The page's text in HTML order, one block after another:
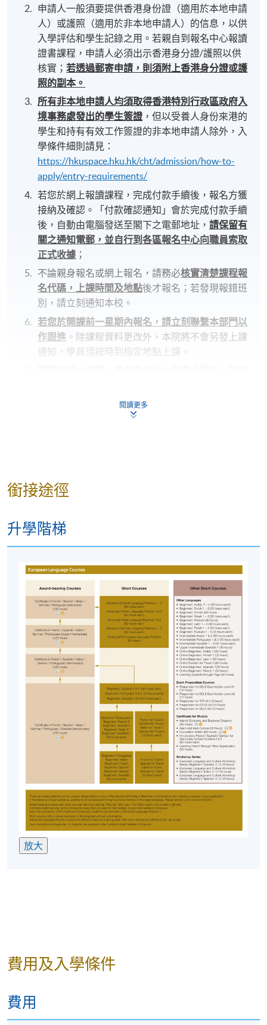
申請人一般須要提供香港身份證（適用於本地申請
人）或護照（適用於非本地申請人）的信息，以供
入學評估和學生記錄之用。若親自到報名中心報讀
證書課程，申請人必須出示香港身分證/護照以供
核實；若透過郵寄申請，則須附上香港身分證或護
照的副本。
所有非本地申請人均須取得香港特別行政區政府入
境事務處發出的學生簽證 ，但以受養人身份來港的
學生和持有有效工作簽證的非本地申請人除外，入
學條件細則請見：
https://hkuspace.hku.hk/cht/admission/how-to-
apply/entry-requirements/
若您於網上報讀課程，完成付款手續後，報名方獲
接納及確認。「付款確認通知」會於完成付款手續
後，自動由電腦發送至閣下之電郵地址，請保留有
關之通知電郵，並自行到各區報名中心向職員索取
正式收據 ；
不論親身報名或網上報名，請務必核實清楚課程報
名代碼，上課時間及地點後才報名；若發現報錯班
別，請立刻通知本校。
若您於開課前一星期內報名，請立刻聯繫本部門以
作跟進 。除課程資料更改外，本院將不會另發上課
通知，學員須按時到指定地點上課。
提供。學生應按照指定的時間和地點參加第一次課
程，除非對公告的細節有所更改。
若個別學員缺席，本院將不提供補課或其他安排。
報名代碼
開課日期
地點
HKU SPACE Po Leung Kuk Stanley Ho
Community College (HPSHCC) Campus, 66
Leighton Road, Causeway Bay, Hong Kong.
現時接受報名
修業期
10 講, 30小時
港大保良何鴻燊社區書院
閱讀更多
銜接途徑
升學階梯
放大
費用及入學條件
費用